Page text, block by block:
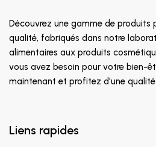
Découvrez une gamme de
qualité, fabriqués dans notre
alimentaires aux produits
vous avez besoin pour votre bien-
maintenant et profitez d'une qualité
Liens rapides